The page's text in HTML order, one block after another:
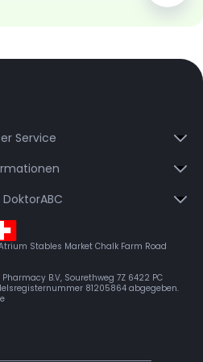
Service
DoktorABC
Stables Market Chalk Farm Road
B.V, Sourethweg 7Z 6422 PC
81205864 abgegeben.